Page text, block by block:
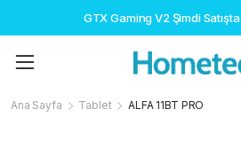
GTX Gaming V2 Şimdi Satışta
Ana Sayfa Tablet ALFA 11BT PRO